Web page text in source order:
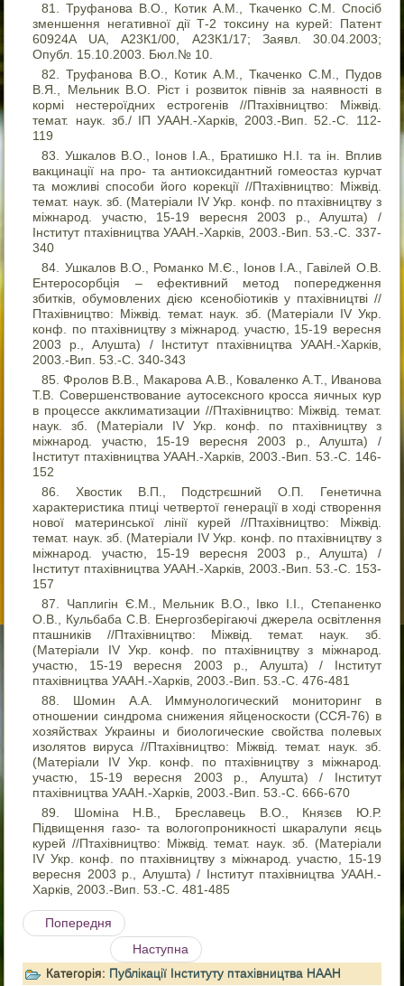
Труфанова В.О., Котик А.М., Ткаченко С.М. Спосіб
зменшення негативної дії Т-2 токсину на курей: Патент
60924А UA, А23К1/00, А23К1/17; Заявл. 30.04.2003;
Опубл. 15.10.2003. Бюл.№ 10.
Труфанова В.О., Котик А.М., Ткаченко С.М., Пудов
В.Я., Мельник В.О. Ріст і розвиток півнів за наявності в
кормі нестероїдних естрогенів //Птахівництво: Міжвід.
темат. наук. зб./ ІП УААН.-Харків, 2003.-Вип. 52.-С. 112-
119
Ушкалов В.О., Іонов І.А., Братишко Н.І. та ін. Вплив
вакцинації на про- та антиоксидантний гомеостаз курчат
та можливі способи його корекції //Птахівництво: Міжвід.
темат. наук. зб. (Матеріали IV Укр. конф. по птахівництву з
міжнарод. участю, 15-19 вересня 2003 р., Алушта) /
Інститут птахівництва УААН.-Харків, 2003.-Вип. 53.-С. 337-
340
Ушкалов В.О., Романко М.Є., Іонов І.А., Гавілей О.В.
Ентеросорбція – ефективний метод попередження
збитків, обумовлених дією ксенобіотиків у птахівництві //
Птахівництво: Міжвід. темат. наук. зб. (Матеріали IV Укр.
конф. по птахівництву з міжнарод. участю, 15-19 вересня
2003 р., Алушта) / Інститут птахівництва УААН.-Харків,
2003.-Вип. 53.-С. 340-343
Фролов В.В., Макарова А.В., Коваленко А.Т., Иванова
Т.В. Совершенствование аутосексного кросса яичных кур
в процессе акклиматизации //Птахівництво: Міжвід. темат.
наук. зб. (Матеріали IV Укр. конф. по птахівництву з
міжнарод. участю, 15-19 вересня 2003 р., Алушта) /
Інститут птахівництва УААН.-Харків, 2003.-Вип. 53.-С. 146-
152
Хвостик В.П., Подстрєшний О.П. Генетична
характеристика птиці четвертої генерації в ході створення
нової материнської лінії курей //Птахівництво: Міжвід.
темат. наук. зб. (Матеріали IV Укр. конф. по птахівництву з
міжнарод. участю, 15-19 вересня 2003 р., Алушта) /
Інститут птахівництва УААН.-Харків, 2003.-Вип. 53.-С. 153-
157
Чаплигін Є.М., Мельник В.О., Івко І.І., Степаненко
О.В., Кульбаба С.В. Енергозберігаючі джерела освітлення
пташників //Птахівництво: Міжвід. темат. наук. зб.
(Матеріали IV Укр. конф. по птахівництву з міжнарод.
участю, 15-19 вересня 2003 р., Алушта) / Інститут
птахівництва УААН.-Харків, 2003.-Вип. 53.-С. 476-481
Шомин А.А. Иммунологический мониторинг в
отношении синдрома снижения яйценоскости (ССЯ-76) в
хозяйствах Украины и биологические свойства полевых
изолятов вируса //Птахівництво: Міжвід. темат. наук. зб.
(Матеріали IV Укр. конф. по птахівництву з міжнарод.
участю, 15-19 вересня 2003 р., Алушта) / Інститут
птахівництва УААН.-Харків, 2003.-Вип. 53.-С. 666-670
Шоміна Н.В., Бреславець В.О., Князєв Ю.Р.
Підвищення газо- та вологопроникності шкаралупи яєць
курей //Птахівництво: Міжвід. темат. наук. зб. (Матеріали
IV Укр. конф. по птахівництву з міжнарод. участю, 15-19
вересня 2003 р., Алушта) / Інститут птахівництва УААН.-
Харків, 2003.-Вип. 53.-С. 481-485
Попередня
Наступна
Категорія: Публікації Інституту птахівництва НААН